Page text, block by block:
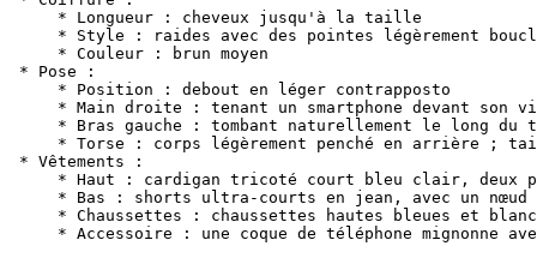
    * Longueur : cheveux jusqu'à la taille
* Style : raides avec des pointes légèrement
    * Couleur : brun moyen
* Pose :
    * Position : debout en léger contrapposto
* Main droite : tenant un smartphone devant son
* Bras gauche : tombant naturellement le long du
* Torse : corps légèrement penché en arrière ;
* Vêtements :
* Haut : cardigan tricoté court bleu clair, deux
* Bas : shorts ultra-courts en jean, avec un
* Chaussettes : chaussettes hautes bleues et
* Accessoire : une coque de téléphone mignonne